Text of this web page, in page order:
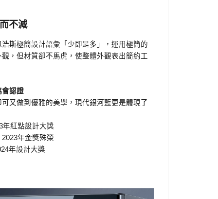
不減
斯極簡設計語彙「少即是多」，運用極簡的
，但材質卻不馬虎，使整體外觀表出簡約工
會認證
又做到優雅的美學，現代銀河藍更是體現了
年紅點設計大獎
年金獎殊榮
年設計大獎